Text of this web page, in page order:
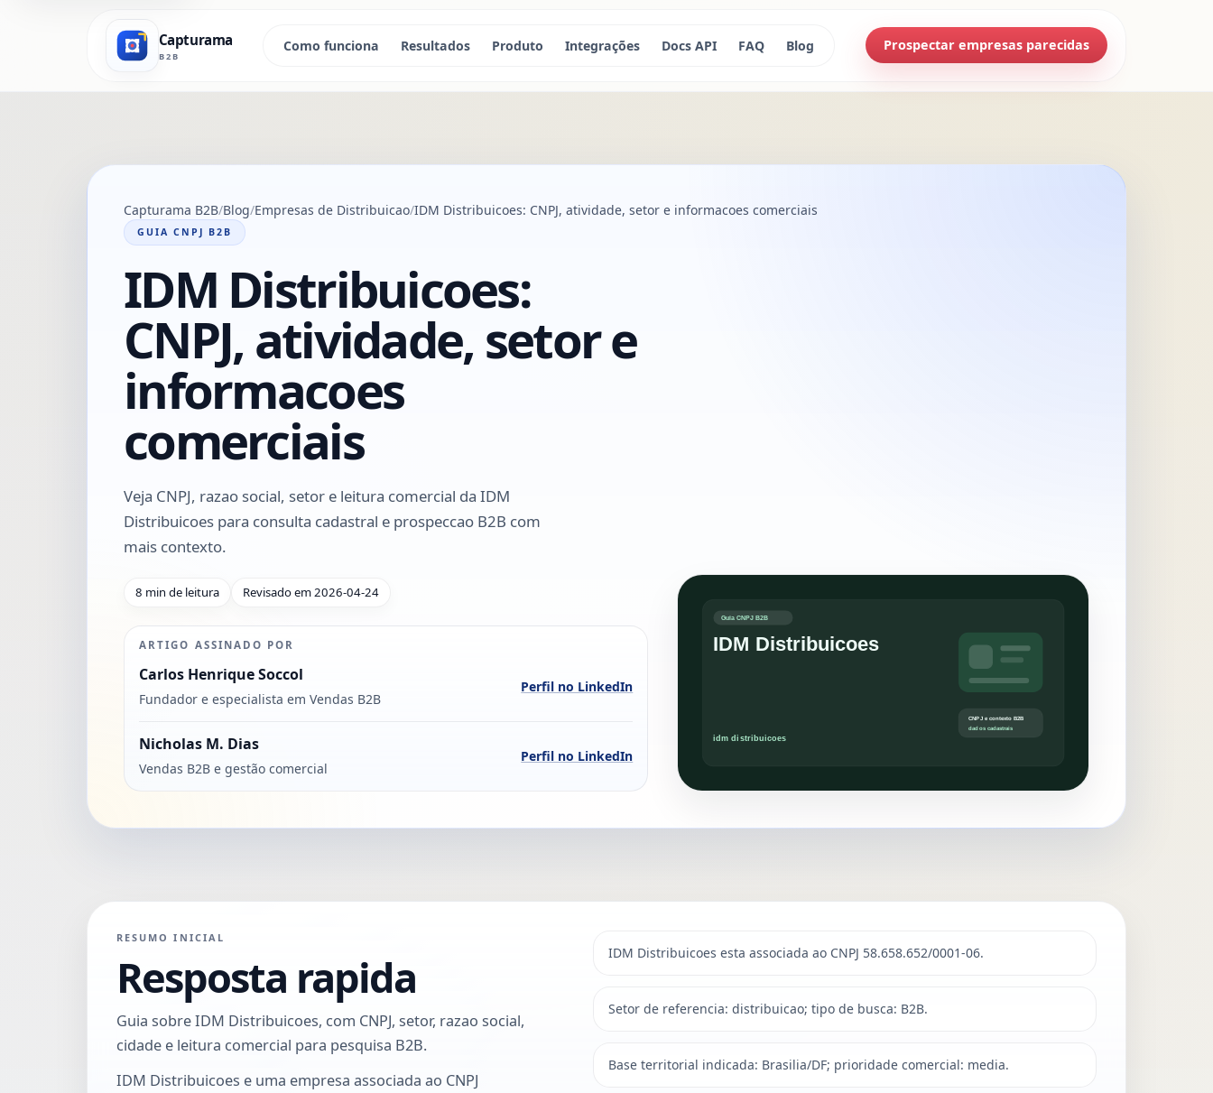
Capturama
B2B
Como funciona Resultados Produto Integrações Docs API FAQ Blog Prospectar empresas parecidas
Capturama B2B Blog Empresas de Distribuicao IDM Distribuicoes: CNPJ, atividade, setor e informacoes comerciais
GUIA CNPJ B2B
IDM Distribuicoes:
CNPJ, atividade, setor e
informacoes
comerciais
Veja CNPJ, razao social, setor e leitura comercial da IDM
Distribuicoes para consulta cadastral e prospeccao B2B com
mais contexto.
8 min de leitura Revisado em 2026-04-24
ARTIGO ASSINADO POR
Carlos Henrique Soccol
Fundador e especialista em Vendas B2B
Perfil no LinkedIn
Nicholas M. Dias
Vendas B2B e gestão comercial
Perfil no LinkedIn
RESUMO INICIAL
Resposta rapida
Guia sobre IDM Distribuicoes, com CNPJ, setor, razao social,
cidade e leitura comercial para pesquisa B2B.
IDM Distribuicoes e uma empresa associada ao CNPJ
IDM Distribuicoes esta associada ao CNPJ 58.658.652/0001-06.
Setor de referencia: distribuicao; tipo de busca: B2B.
Base territorial indicada: Brasilia/DF; prioridade comercial: media.